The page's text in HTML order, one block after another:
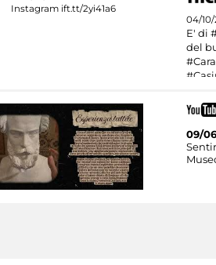
04/10/
E' di
del
09/